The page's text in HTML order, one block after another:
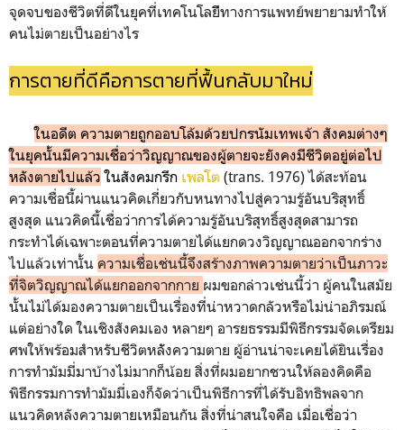
จุดจบของชีวิตที่ดีในยุคที่เทคโนโลยีีทางการแพทย์พยายามทำให้
คนไม่ตายเป็นอย่างไร
การตายที่ดีคือการตายที่ฟื้นกลับมาใหม่
ในอดีต ความตายถูกออบโล้มด้วยปกรนัมเทพเจ้า สังคมต่างๆ
ในยุคนั้นมีความเชื่อว่าวิญญาณของผู้ตายจะยังคงมีชีวิตอยู่ต่อไป
หลังตายไปแล้ว ในสังคมกรีก เพลโต (trans. 1976) ได้สะท้อน
ความเชื่อนี้ผ่านแนวคิดเกี่ยวกับหนทางไปสู่ความรู้อันบริสุทธิ์
สูงสุด แนวคิดนี้เชื่อว่าการได้ความรู้อันบริสุทธิ์สูงสุดสามารถ
กระทำได้เฉพาะตอนที่ความตายได้แยกดวงวิญญาณออกจากร่าง
ไปแล้วเท่านั้น ความเชื่อเช่นนี้จึงสร้างภาพความตายว่าเป็นภาวะ
ที่จิตวิญญาณได้แยกออกจากกาย ผมขอกล่าวเช่นนี้ว่า ผู้คนในสมัย
นั้นไม่ได้มองความตายเป็นเรื่องที่น่าหวาดกลัวหรือไม่น่าอภิรมณ์
แต่อย่างใด ในเชิงสังคมเอง หลายๆ อารยธรรมมีพิธีกรรมจัดเตรียม
ศพให้พร้อมสำหรับชีวิตหลัังความตาย ผู้อ่านน่าจะเคยได้ยินเรื่อง
การทำมัมมี่มาบ้างไม่มากก็น้อย สิ่งที่ผมอยากชวนให้ลองคิดคือ
พิธีกรรมการทำมัมมี่เองก็จัดว่าเป็นพิธีการที่ได้รับอิทธิพลจาก
แนวคิดหลังความตายเหมือนกัน สิ่งที่น่าสนใจคือ เมื่อเชื่อว่า